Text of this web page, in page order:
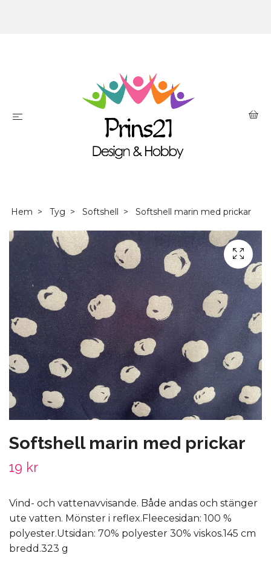
Hem Tyg Softshell Softshell marin med prickar
Softshell marin med prickar
19 kr
Vind- och vattenavvisande. Både andas och stänger
ute vatten. Mönster i reflex.Fleecesidan: 100 %
polyester.Utsidan: 70% polyester 30% viskos.145 cm
bredd.323 g